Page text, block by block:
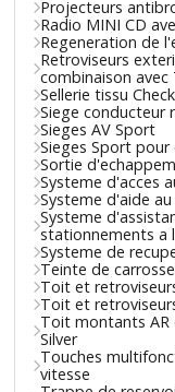
Projecteurs
Radio MINI CD
Regeneration de
Retroviseurs
combinaison
Sellerie tissu
Siege conducteur
Sieges AV Sport
Sieges Sport
Sortie
Systeme d'acces
Systeme d'aide
Systeme
stationnements a l
Systeme de
Teinte de
Toit et
Toit et
Toit montants AR
Silver
Touches
vitesse